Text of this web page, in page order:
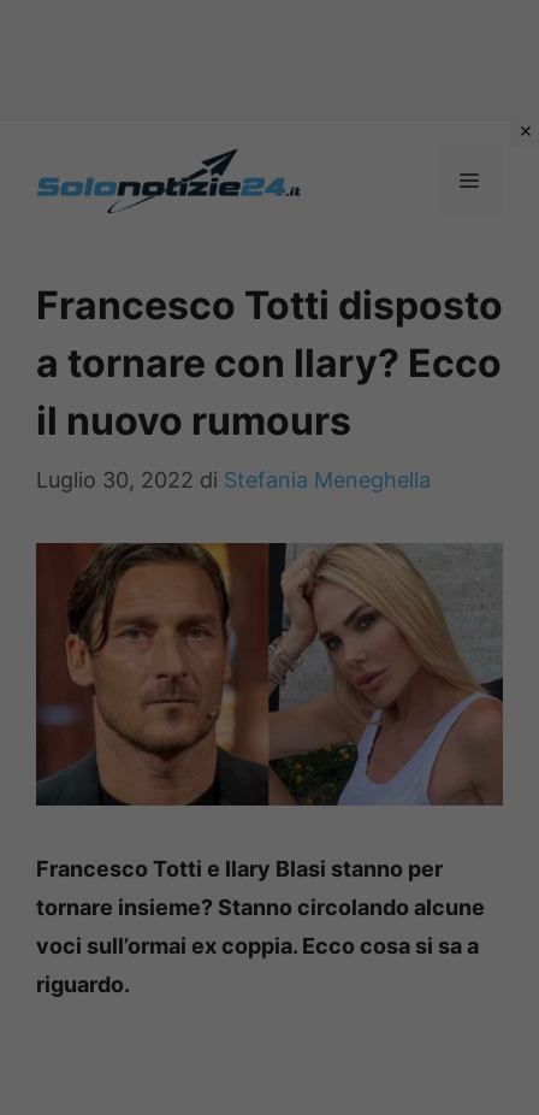
MENU
Francesco Totti disposto
a tornare con Ilary? Ecco
il nuovo rumours
Luglio 30, 2022 di Stefania Meneghella
Francesco Totti e Ilary Blasi stanno per
tornare insieme? Stanno circolando alcune
voci sull’ormai ex coppia. Ecco cosa si sa a
riguardo.